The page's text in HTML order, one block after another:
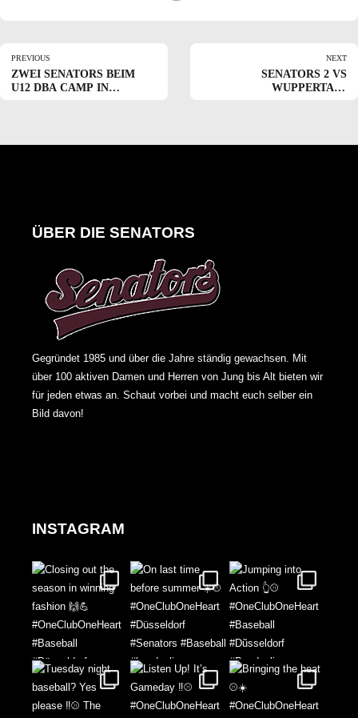
PREVIOUS
ZWEI SENATORS BEIM
U12 DBA CAMP IN
NEXT
SENATORS 2 VS
WUPPERTAL |
ÜBER DIE SENATORS
Gegründet 1985 und über die Jahre ständig gewachsen. Mit
über 100 aktiven Damen und Herren von Jung bis Alt bieten wir
für jeden etwas an. Schaut vorbei und macht euch selber ein
Bild davon!
INSTAGRAM